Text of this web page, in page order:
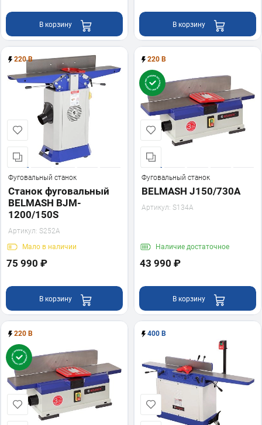
В корзину В корзину
220 В
Фуговальный станок
Станок фуговальный
BELMASH BJM-
1200/150S
Артикул: S252A
Мало в наличии
75 990 ₽
В корзину
220 В
Фуговальный станок
BELMASH J150/730A
Артикул: S134A
Наличие достаточное
43 990 ₽
В корзину
220 В 400 В